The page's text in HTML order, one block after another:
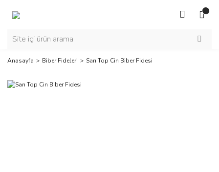
Anasayfa Biber Fideleri Sarı Top Cin Biber Fidesi